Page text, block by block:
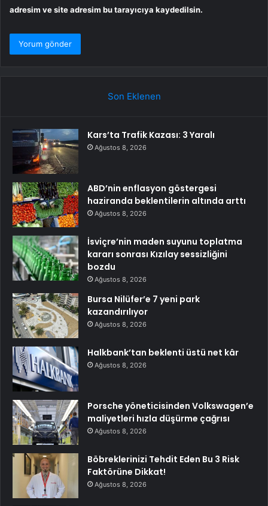
adresim ve site adresim bu tarayıcıya kaydedilsin.
Son Eklenen
Kars’ta Trafik Kazası: 3 Yaralı
Ağustos 8, 2026
ABD’nin enflasyon göstergesi
haziranda beklentilerin altında arttı
Ağustos 8, 2026
İsviçre’nin maden suyunu toplatma
kararı sonrası Kızılay sessizliğini
bozdu
Ağustos 8, 2026
Bursa Nilüfer’e 7 yeni park
kazandırılıyor
Ağustos 8, 2026
Halkbank’tan beklenti üstü net kâr
Ağustos 8, 2026
Porsche yöneticisinden Volkswagen’e
maliyetleri hızla düşürme çağrısı
Ağustos 8, 2026
Böbreklerinizi Tehdit Eden Bu 3 Risk
Faktörüne Dikkat!
Ağustos 8, 2026